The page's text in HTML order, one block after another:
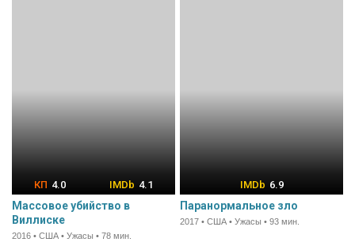
4.0 4.1
Массовое убийство в
Виллиске
2016 • США • Ужасы • 78 мин.
6.9
Паранормальное зло
2017 • США • Ужасы • 93 мин.